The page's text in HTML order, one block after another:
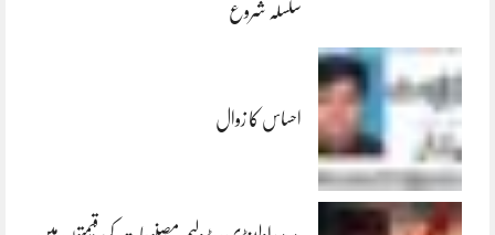
سلسلہ شروع
احساس کا زوال